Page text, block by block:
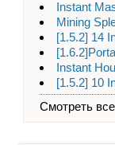
Instant
Mining
[1.5.2] 14
Instant
[1.5.2] 10
Смотреть